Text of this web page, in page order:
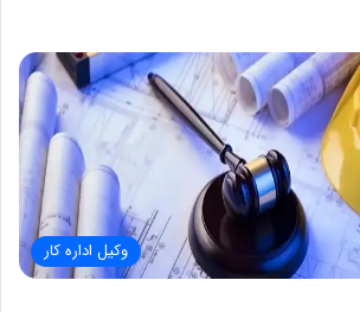
وکیل اداره کار